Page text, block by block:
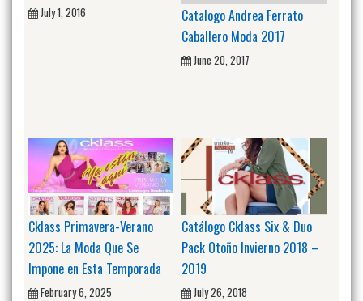
July 1, 2016
Catalogo Andrea Ferrato
Caballero Moda 2017
June 20, 2017
Cklass Primavera-Verano
2025: La Moda Que Se
Impone en Esta Temporada
February 6, 2025
Catálogo Cklass Six & Duo
Pack Otoño Invierno 2018 –
2019
July 26, 2018